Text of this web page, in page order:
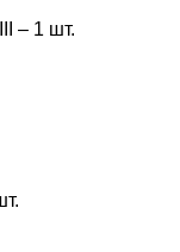
– 1 шт.